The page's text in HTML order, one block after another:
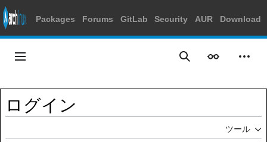
Packages Forums GitLab Security AUR Download
ス
メインメニュー 検索 表示 個人
ログイン
ツール